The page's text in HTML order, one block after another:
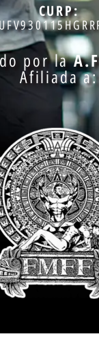
CURP:
por la
Afiliada a: